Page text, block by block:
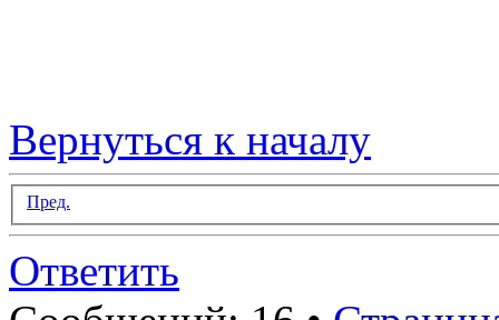
Вернуться к началу
Пред.
Ответить